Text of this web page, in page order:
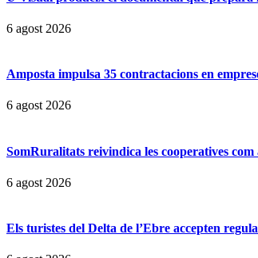
6 agost 2026
Amposta impulsa 35 contractacions en
6 agost 2026
SomRuralitats reivindica les cooperatives
6 agost 2026
Els turistes del Delta de l’Ebre accepten